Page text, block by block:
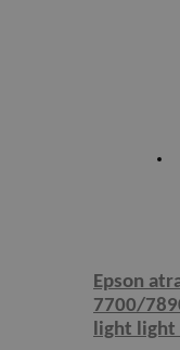
Epson
7700/
light light